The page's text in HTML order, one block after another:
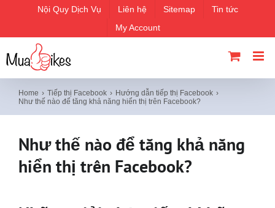
Nội Quy Dịch Vụ Liên hệ Sitemap
Tin tức
My Account
Home Tiếp thị Facebook
Hướng dẫn tiếp thị Facebook
Như thế nào để tăng khả năng hiển thị trên Facebook?
Như thế nào để tăng khả năng
hiển thị trên Facebook?